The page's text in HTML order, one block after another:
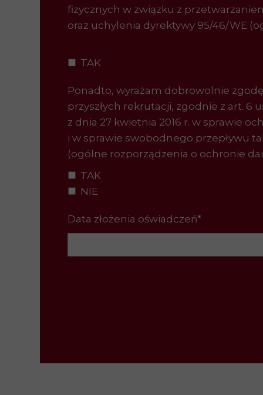
fizycznych w związku z
oraz uchylenia dyrektywy 95/46/WE
TAK
Ponadto, wyrażam dobrowolnie
przyszłych rekrutacji, zgodnie z art. 6
z dnia 27 kwietnia 2016 r. w sprawie
i w sprawie swobodnego przepływu
(ogólne rozporządzenia o ochronie
TAK
NIE
Data złożenia oświadczeń*